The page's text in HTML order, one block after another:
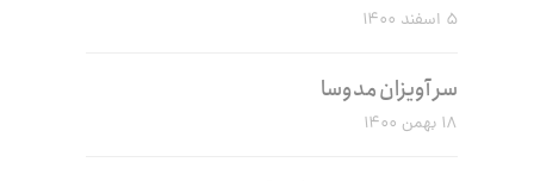
۵ اسفند ۱۴۰۰
سر آویزان مدوسا
۱۸ بهمن ۱۴۰۰